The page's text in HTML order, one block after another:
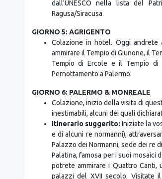
caratteristiche cupole che
e i suoi splendidi edifici.
alta della collina, potrete
dall'UNESCO nella lista del
Ragusa/Siracusa.
Colazione in hotel. Oggi andrete
ammirare il Tempio di Giunone, il
Tempio di Ercole e il Tempio di
Pernottamento a Palermo.
GIORNO 6: PALERMO & MONREALE
Colazione, inizio della visita di
inestimabili, alcuni dei quali
Itinerario suggerito:Iniziate la